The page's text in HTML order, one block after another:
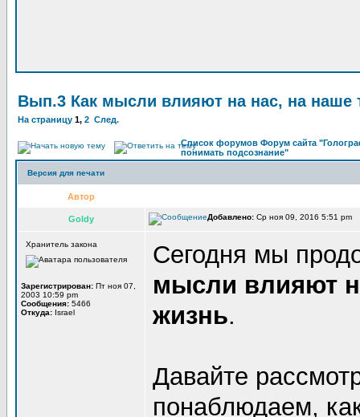
Вып.3 Как мысли влияют на нас, на наше
На страницу 1, 2 След.
Список форумов Форум сайта
понимать подсознание"
Версия для печати
Автор
Goldy Добавлено: Ср ноя 09, 2016 5:51 pm
Хранитель закона
Зарегистрирован: Пт ноя 07,
2003 10:59 pm
Сообщения: 5466
Откуда: Israel
Сегодня мы
мысли влияют
жизнь.
Давайте
понаблюдаем,